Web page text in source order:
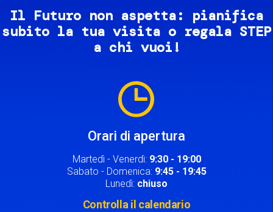
Il Futuro non aspetta: pianifica
subito la tua visita o regala STEP
a chi vuoi!
Orari di apertura
Martedì - Venerdì: 9:30 - 19:00
Sabato - Domenica: 9:45 - 19:45
Lunedì: chiuso
Controlla il calendario